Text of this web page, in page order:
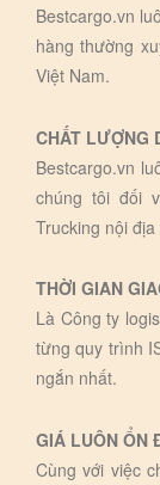
Bestcargo.vn
hàng thường
Việt Nam.
CHẤT LƯỢNG
Bestcargo.vn
chúng tôi đối
Trucking nội
THỜI GIAN
Là Công ty
từng quy trình
ngắn nhất.
GIÁ LUÔN ỔN
Cùng với việc